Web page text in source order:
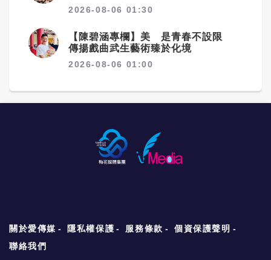
2026-08-06 01:30
【陳碧涵專欄】美 是青春不設限
傳揚戲曲武生藝術臻於化境
2026-08-06 01:00
關於愛傳媒 隱私權保護 服務條款
個資保護聲明
聯絡我們